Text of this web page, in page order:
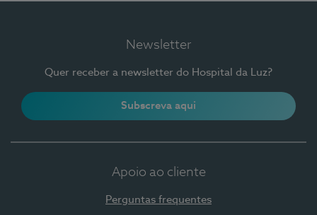
Newsletter
Quer receber a newsletter do Hospital da Luz?
Subscreva aqui
Apoio ao cliente
Perguntas frequentes